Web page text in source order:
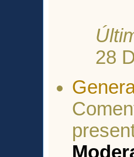
28